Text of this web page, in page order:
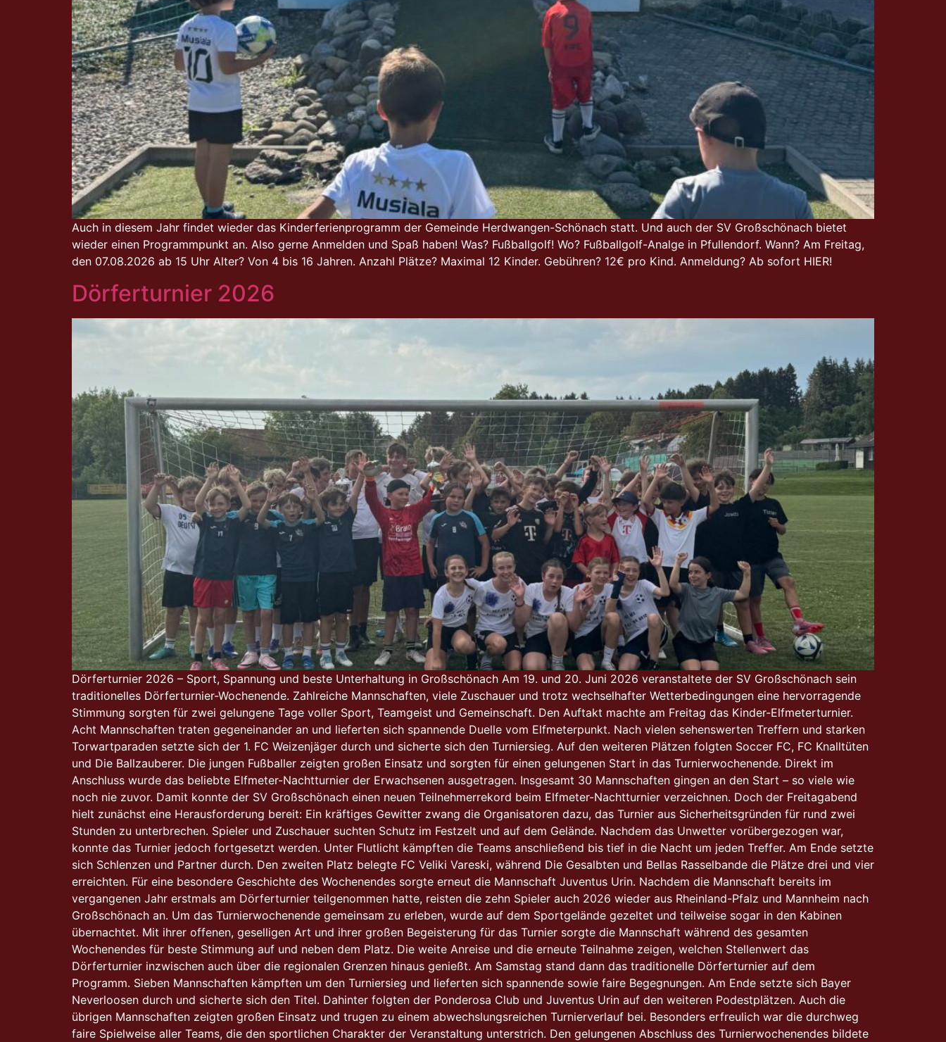
Auch in diesem Jahr findet wieder das Kinderferienprogramm der Gemeinde Herdwangen-Schönach statt. Und auch der SV Großschönach bietet
wieder einen Programmpunkt an. Also gerne Anmelden und Spaß haben! Was? Fußballgolf! Wo? Fußballgolf-Analge in Pfullendorf. Wann? Am Freitag,
den 07.08.2026 ab 15 Uhr Alter? Von 4 bis 16 Jahren. Anzahl Plätze? Maximal 12 Kinder. Gebühren? 12€ pro Kind. Anmeldung? Ab sofort HIER!
Dörferturnier 2026
Dörferturnier 2026 – Sport, Spannung und beste Unterhaltung in Großschönach Am 19. und 20. Juni 2026 veranstaltete der SV Großschönach sein
traditionelles Dörferturnier-Wochenende. Zahlreiche Mannschaften, viele Zuschauer und trotz wechselhafter Wetterbedingungen eine hervorragende
Stimmung sorgten für zwei gelungene Tage voller Sport, Teamgeist und Gemeinschaft. Den Auftakt machte am Freitag das Kinder-Elfmeterturnier.
Acht Mannschaften traten gegeneinander an und lieferten sich spannende Duelle vom Elfmeterpunkt. Nach vielen sehenswerten Treffern und starken
Torwartparaden setzte sich der 1. FC Weizenjäger durch und sicherte sich den Turniersieg. Auf den weiteren Plätzen folgten Soccer FC, FC Knalltüten
und Die Ballzauberer. Die jungen Fußballer zeigten großen Einsatz und sorgten für einen gelungenen Start in das Turnierwochenende. Direkt im
Anschluss wurde das beliebte Elfmeter-Nachtturnier der Erwachsenen ausgetragen. Insgesamt 30 Mannschaften gingen an den Start – so viele wie
noch nie zuvor. Damit konnte der SV Großschönach einen neuen Teilnehmerrekord beim Elfmeter-Nachtturnier verzeichnen. Doch der Freitagabend
hielt zunächst eine Herausforderung bereit: Ein kräftiges Gewitter zwang die Organisatoren dazu, das Turnier aus Sicherheitsgründen für rund zwei
Stunden zu unterbrechen. Spieler und Zuschauer suchten Schutz im Festzelt und auf dem Gelände. Nachdem das Unwetter vorübergezogen war,
konnte das Turnier jedoch fortgesetzt werden. Unter Flutlicht kämpften die Teams anschließend bis tief in die Nacht um jeden Treffer. Am Ende setzte
sich Schlenzen und Partner durch. Den zweiten Platz belegte FC Veliki Vareski, während Die Gesalbten und Bellas Rasselbande die Plätze drei und vier
erreichten. Für eine besondere Geschichte des Wochenendes sorgte erneut die Mannschaft Juventus Urin. Nachdem die Mannschaft bereits im
vergangenen Jahr erstmals am Dörferturnier teilgenommen hatte, reisten die zehn Spieler auch 2026 wieder aus Rheinland-Pfalz und Mannheim nach
Großschönach an. Um das Turnierwochenende gemeinsam zu erleben, wurde auf dem Sportgelände gezeltet und teilweise sogar in den Kabinen
übernachtet. Mit ihrer offenen, geselligen Art und ihrer großen Begeisterung für das Turnier sorgte die Mannschaft während des gesamten
Wochenendes für beste Stimmung auf und neben dem Platz. Die weite Anreise und die erneute Teilnahme zeigen, welchen Stellenwert das
Dörferturnier inzwischen auch über die regionalen Grenzen hinaus genießt. Am Samstag stand dann das traditionelle Dörferturnier auf dem
Programm. Sieben Mannschaften kämpften um den Turniersieg und lieferten sich spannende sowie faire Begegnungen. Am Ende setzte sich Bayer
Neverloosen durch und sicherte sich den Titel. Dahinter folgten der Ponderosa Club und Juventus Urin auf den weiteren Podestplätzen. Auch die
übrigen Mannschaften zeigten großen Einsatz und trugen zu einem abwechslungsreichen Turnierverlauf bei. Besonders erfreulich war die durchweg
faire Spielweise aller Teams, die den sportlichen Charakter der Veranstaltung unterstrich. Den gelungenen Abschluss des Turnierwochenendes bildete